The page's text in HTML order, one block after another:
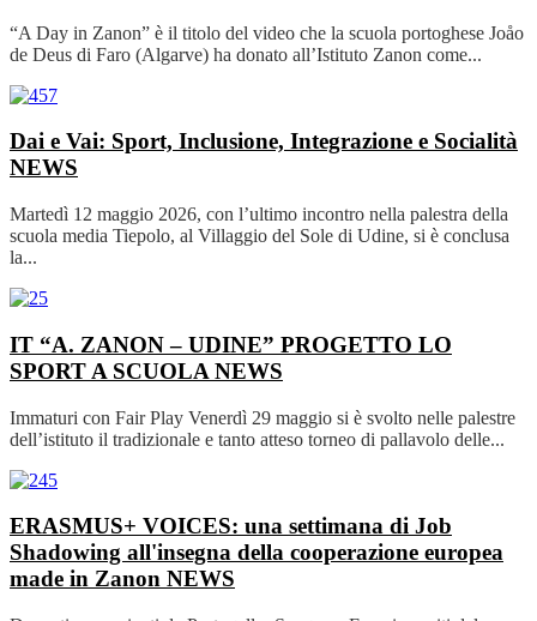
“A Day in Zanon” è il titolo del video che la scuola portoghese Joåo
de Deus di Faro (Algarve) ha donato all’Istituto Zanon come...
Dai e Vai: Sport, Inclusione, Integrazione e Socialità
NEWS
Martedì 12 maggio 2026, con l’ultimo incontro nella palestra della
scuola media Tiepolo, al Villaggio del Sole di Udine, si è conclusa
la...
IT “A. ZANON – UDINE” PROGETTO LO
SPORT A SCUOLA NEWS
Immaturi con Fair Play Venerdì 29 maggio si è svolto nelle palestre
dell’istituto il tradizionale e tanto atteso torneo di pallavolo delle...
ERASMUS+ VOICES: una settimana di Job
Shadowing all'insegna della cooperazione europea
made in Zanon NEWS